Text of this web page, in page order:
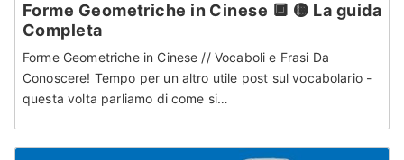
Forme Geometriche in Cinese 🔲 🟡 La guida
Completa
Forme Geometriche in Cinese // Vocaboli e Frasi Da
Conoscere! Tempo per un altro utile post sul vocabolario -
questa volta parliamo di come si…